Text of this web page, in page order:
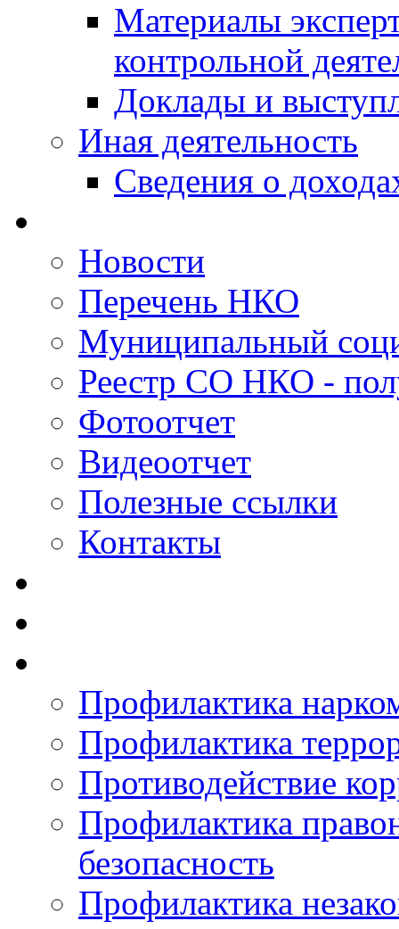
Материалы
контрольной
Доклады и
Иная деятельность
Сведения о
Новости
Перечень НКО
Муниципальный
Реестр СО НКО -
Фотоотчет
Видеоотчет
Полезные ссылки
Контакты
Профилактика
Профилактика
Противодействие
Профилактика
безопасность
Профилактика